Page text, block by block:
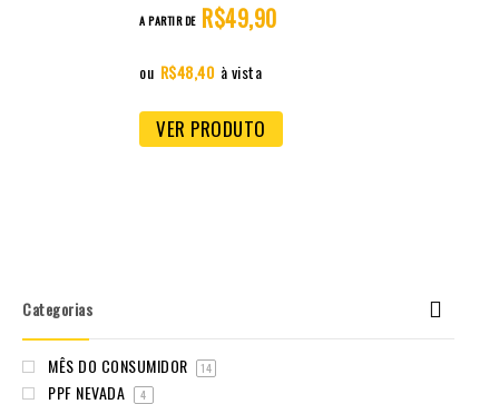
A PARTIR DE R$49,90
ou R$48,40 à vista
VER PRODUTO
Categorias
MÊS DO CONSUMIDOR 14
PPF NEVADA 4